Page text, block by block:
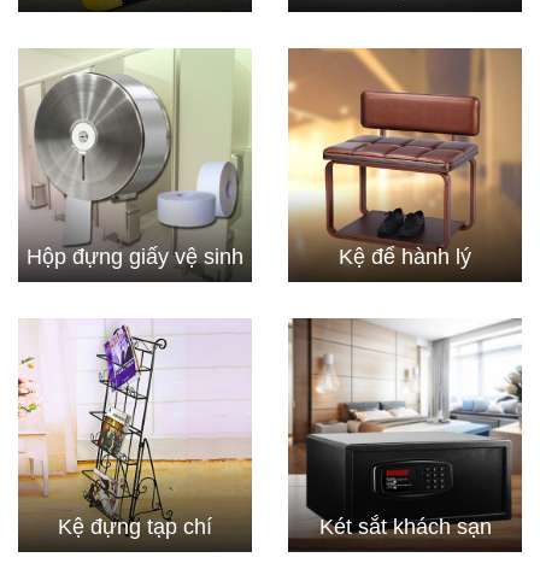
Hộp đựng giấy vệ sinh Kệ để hành lý
Kệ đựng tạp chí Két sắt khách sạn